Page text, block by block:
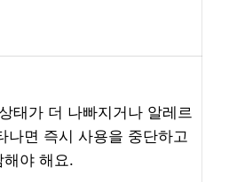
태가 더 나빠지거나 알레르
나면 즉시 사용을 중단하고
해야 해요.